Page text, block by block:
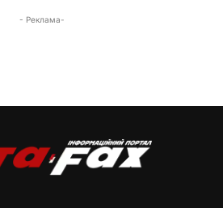
- Реклама-